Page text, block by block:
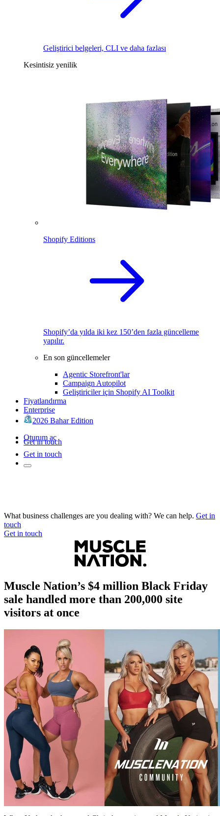
Geliştirici belgeleri, CLI ve daha fazlası
Kesintisiz yenilik
Shopify Editions
Shopify’da yılda iki kez 150’den fazla güncelleme
yapılır.
En son güncellemeler
Agentic Storefront'lar
Campaign Autopilot
Geliştiriciler için Shopify AI Toolkit
Fiyatlandırma
Enterprise
2026 Bahar Edition
Oturum aç
Get in touch
Get in touch
What business challenges are you dealing with? We can help. Get in
touch
Get in touch
Muscle Nation’s $4 million Black Friday
sale handled more than 200,000 site
visitors at once